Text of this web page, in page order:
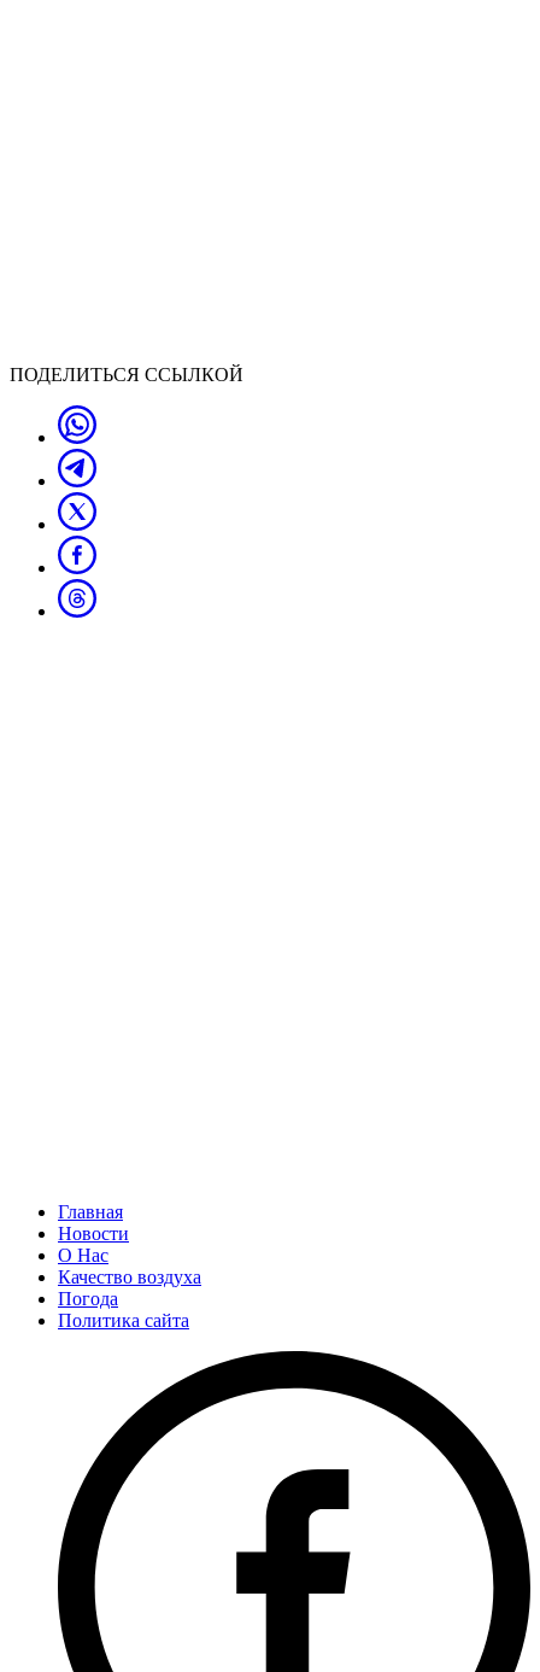
ПОДЕЛИТЬСЯ ССЫЛКОЙ
Главная
Новости
О Нас
Качество воздуха
Погода
Политика сайта